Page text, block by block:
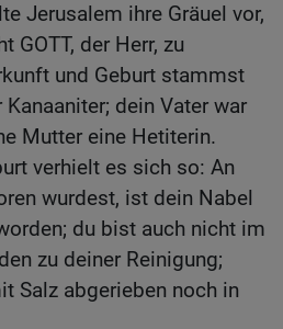
Jerusalem ihre Gräuel vor,
GOTT, der Herr, zu
und Geburt stammst
dein Vater war
Mutter eine Hetiterin.
verhielt es sich so: An
wurdest, ist dein Nabel
du bist auch nicht im
zu deiner Reinigung;
Salz abgerieben noch in